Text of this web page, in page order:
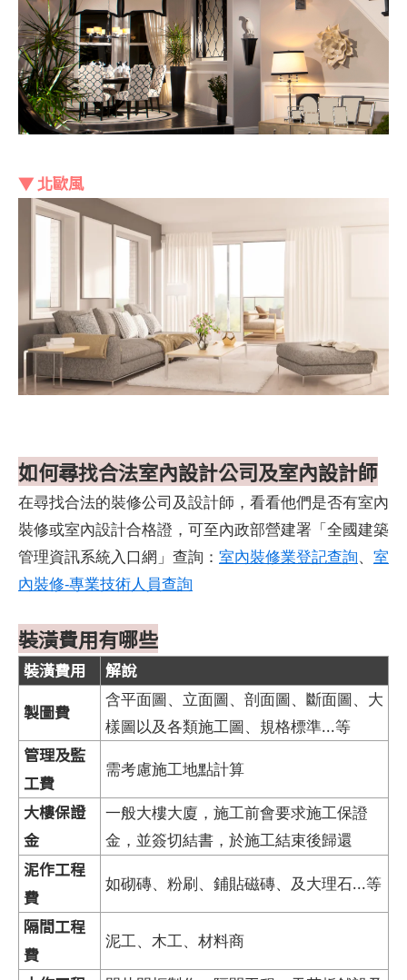
▼ 北歐風
如何尋找合法室內設計公司及室內設計師
在尋找合法的裝修公司及設計師，看看他們是否有室內
裝修或室內設計合格證，可至內政部營建署「全國建築
管理資訊系統入口網」查詢： 室內裝修業登記查詢、 室
內裝修-專業技術人員查詢
裝潢費用有哪些
裝潢費用
解說
製圖費
含平面圖、立面圖、剖面圖、斷面圖、大
樣圖以及各類施工圖、規格標準...等
管理及監
工費
需考慮施工地點計算
大樓保證
金
一般大樓大廈，施工前會要求施工保證
金，並簽切結書，於施工結束後歸還
泥作工程
費
如砌磚、粉刷、鋪貼磁磚、及大理石...等
隔間工程
費
泥工、木工、材料商